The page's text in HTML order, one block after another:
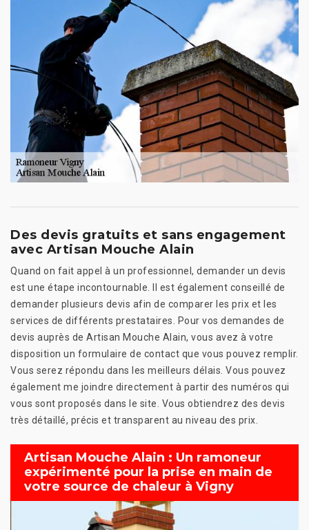
Des devis gratuits et sans engagement
avec Artisan Mouche Alain
Quand on fait appel à un professionnel, demander un devis
est une étape incontournable. Il est également conseillé de
demander plusieurs devis afin de comparer les prix et les
services de différents prestataires. Pour vos demandes de
devis auprès de Artisan Mouche Alain, vous avez à votre
disposition un formulaire de contact que vous pouvez remplir.
Vous serez répondu dans les meilleurs délais. Vous pouvez
également me joindre directement à partir des numéros qui
vous sont proposés dans le site. Vous obtiendrez des devis
très détaillé, précis et transparent au niveau des prix.
Artisan Mouche Alain : Un ramoneur
expérimenté pour la prise en main de
votre source de chaleur à Vigny